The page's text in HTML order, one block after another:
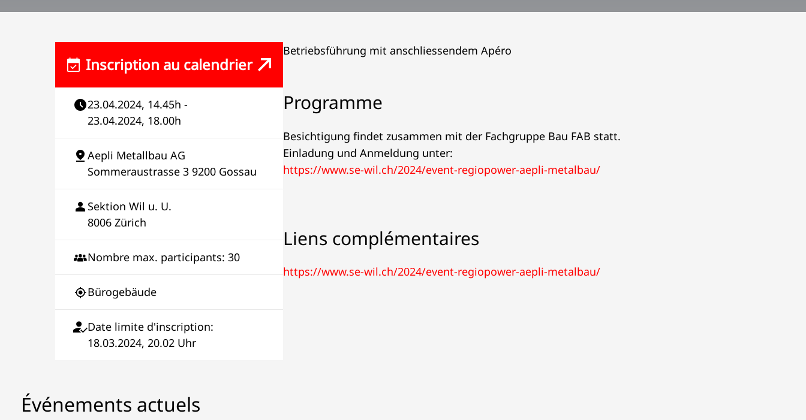
Inscription au calendrier
23.04.2024, 14.45h -
23.04.2024, 18.00h
Aepli Metallbau AG
Sommeraustrasse 3 9200 Gossau
Sektion Wil u. U.
8006 Zürich
Nombre max. participants: 30
Bürogebäude
Date limite d'inscription:
18.03.2024, 20.02 Uhr
Betriebsführung mit anschliessendem Apéro
Programme
Besichtigung findet zusammen mit der Fachgruppe Bau FAB statt.
Einladung und Anmeldung unter:
https://www.se-wil.ch/2024/event-regiopower-aepli-metalbau/
Liens complémentaires
https://www.se-wil.ch/2024/event-regiopower-aepli-metalbau/
Événements actuels